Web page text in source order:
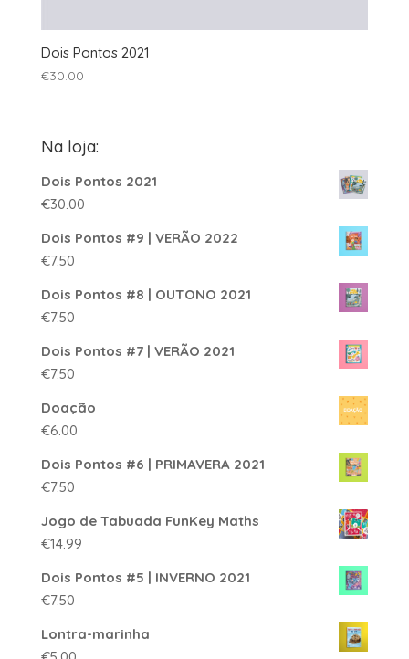
Dois Pontos 2021
€30.00
Na loja:
Dois Pontos 2021
€30.00
Dois Pontos #9 | VERÃO 2022
€7.50
Dois Pontos #8 | OUTONO 2021
€7.50
Dois Pontos #7 | VERÃO 2021
€7.50
Doação
€6.00
Dois Pontos #6 | PRIMAVERA 2021
€7.50
Jogo de Tabuada FunKey Maths
€14.99
Dois Pontos #5 | INVERNO 2021
€7.50
Lontra-marinha